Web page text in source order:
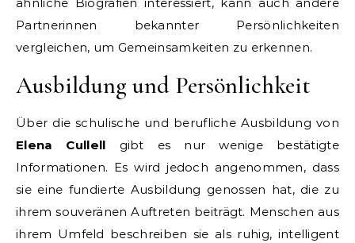
Partnerinnen bekannter Persönlichkeiten
vergleichen, um Gemeinsamkeiten zu erkennen.
Ausbildung und Persönlichkeit
Über die schulische und berufliche Ausbildung von
Elena Cullell gibt es nur wenige bestätigte
Informationen. Es wird jedoch angenommen, dass
sie eine fundierte Ausbildung genossen hat, die zu
ihrem souveränen Auftreten beiträgt. Menschen aus
ihrem Umfeld beschreiben sie als ruhig, intelligent